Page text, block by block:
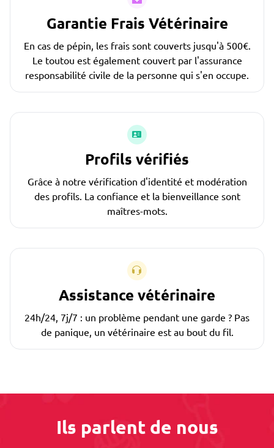
Garantie Frais Vétérinaire
En cas de pépin, les frais sont couverts jusqu'à 500€.
Le toutou est également couvert par l'assurance
responsabilité civile de la personne qui s'en occupe.
Profils vérifiés
Grâce à notre vérification d'identité et modération
des profils. La confiance et la bienveillance sont
maîtres-mots.
Assistance vétérinaire
24h/24, 7j/7 : un problème pendant une garde ? Pas
de panique, un vétérinaire est au bout du fil.
Ils parlent de nous